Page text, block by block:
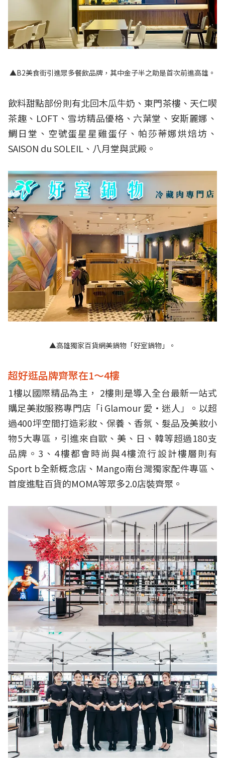
▲B2美食街引進眾多餐飲品牌，其中金子半之助是首次前進高雄。
飲料甜點部份則有北回木瓜牛奶、東門茶樓、天仁喫
茶趣、LOFT、雪坊精品優格、六葉堂、安斯麗娜、
鯛日堂、空號蛋星星雞蛋仔、帕莎蒂娜烘焙坊、
SAISON du SOLEIL、八月堂與武殿。
▲高雄獨家百貨網美鍋物「好室鍋物」。
超好逛品牌齊聚在1～4樓
1樓以國際精品為主， 2樓則是導入全台最新一站式
購足美妝服務專門店「i Glamour 愛‧迷人」。以超
過400坪空間打造彩妝、保養、香氛、髮品及美妝小
物5大專區，引進來自歐、美、日、韓等超過180支
品牌。3、4樓都會時尚與4樓流行設計樓層則有
Sport b全新概念店、Mango南台灣獨家配件專區、
首度進駐百貨的MOMA等眾多2.0店裝齊聚。